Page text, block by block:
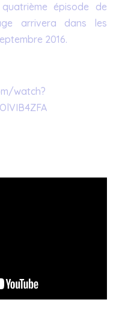
épisode de
arrivera dans les
2016.
watch?